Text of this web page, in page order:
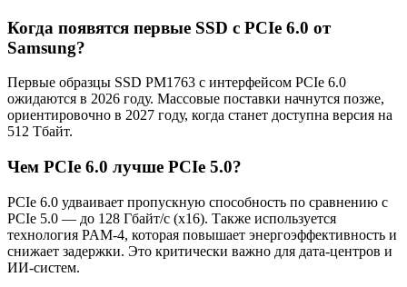
Когда появятся первые SSD с PCIe 6.0 от
Samsung?
Первые образцы SSD PM1763 с интерфейсом PCIe 6.0
ожидаются в 2026 году. Массовые поставки начнутся позже,
ориентировочно в 2027 году, когда станет доступна версия на
512 Тбайт.
Чем PCIe 6.0 лучше PCIe 5.0?
PCIe 6.0 удваивает пропускную способность по сравнению с
PCIe 5.0 — до 128 Гбайт/с (x16). Также используется
технология PAM-4, которая повышает энергоэффективность и
снижает задержки. Это критически важно для дата-центров и
ИИ-систем.